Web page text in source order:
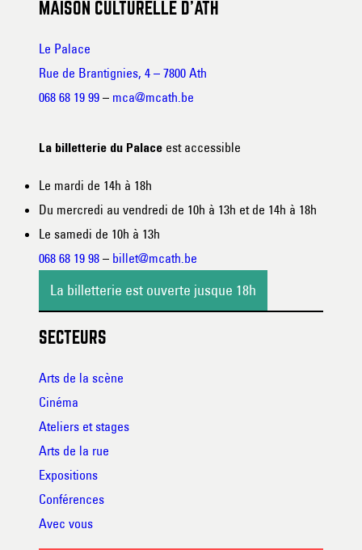
MAISON CULTURELLE D’ATH
Le Palace
Rue de Brantignies, 4 – 7800 Ath
068 68 19 99 – mca@mcath.be
La billetterie du Palace est accessible
Le mardi de 14h à 18h
Du mercredi au vendredi de 10h à 13h et de 14h à 18h
Le samedi de 10h à 13h
068 68 19 98 – billet@mcath.be
La billetterie est ouverte jusque 18h
SECTEURS
Arts de la scène
Cinéma
Ateliers et stages
Arts de la rue
Expositions
Conférences
Avec vous